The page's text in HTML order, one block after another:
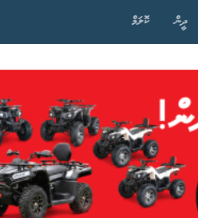
ދީން ކޮލަމް